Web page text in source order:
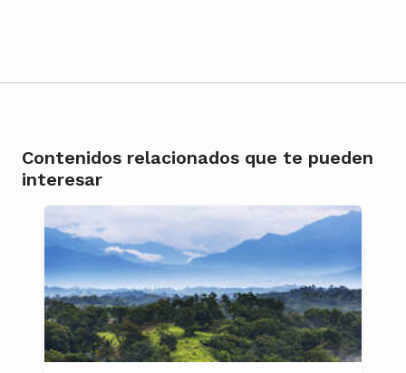
Contenidos relacionados que te pueden
interesar